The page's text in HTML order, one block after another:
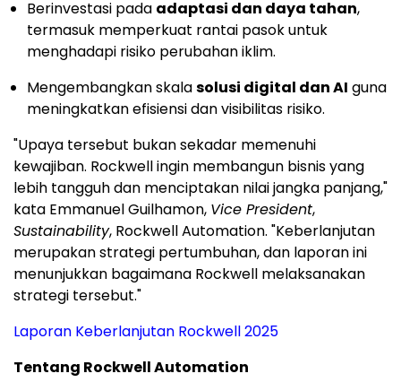
Berinvestasi pada adaptasi dan daya tahan,
termasuk memperkuat rantai pasok untuk
menghadapi risiko perubahan iklim.
Mengembangkan skalasolusi digital dan AI guna
meningkatkan efisiensi dan visibilitas risiko.
"Upaya tersebut bukan sekadar memenuhi
kewajiban. Rockwell ingin membangun bisnis yang
lebih tangguh dan menciptakan nilai jangka panjang,"
kata Emmanuel Guilhamon, Vice President,
Sustainability, Rockwell Automation. "Keberlanjutan
merupakan strategi pertumbuhan, dan laporan ini
menunjukkan bagaimana Rockwell melaksanakan
strategi tersebut."
Laporan Keberlanjutan Rockwell 2025
Tentang Rockwell Automation